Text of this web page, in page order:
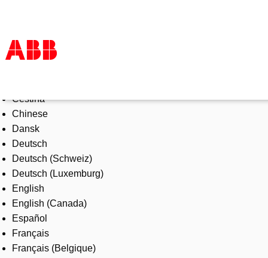
Products & Solutions
Industries
Services
About us
Where to buy
Contact us
Careers
Čeština
Chinese
Dansk
Deutsch
Deutsch (Schweiz)
Deutsch (Luxemburg)
English
English (Canada)
Español
Français
Français (Belgique)